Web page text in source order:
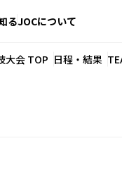
るJOCについて
大会 TOP 日程・結果